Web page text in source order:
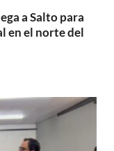
a Salto para
en el norte del